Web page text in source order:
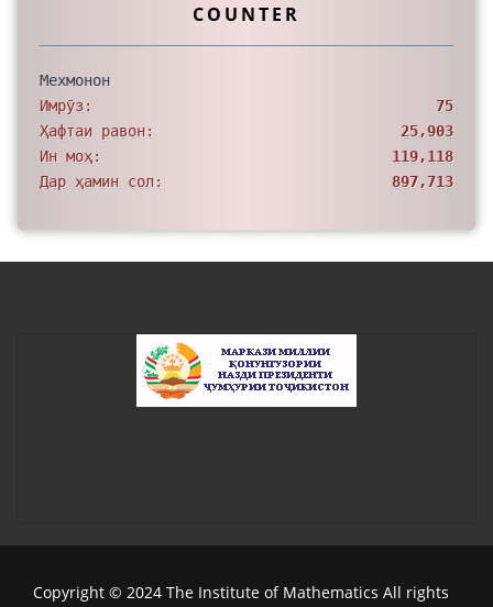
COUNTER
Мехмонон
Имрӯз:
75
Ҳафтаи равон:
25,903
Ин моҳ:
119,118
Дар ҳамин сол:
897,713
Copyright © 2024 The Institute of Mathematics All rights